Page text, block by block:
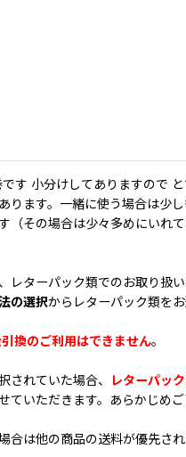
す 小分けしてありますので
ります。一緒に使う場合は少
その場合は少々多めにいれて
ターパック類でのお取り扱い
の選択からレターパック類をお
換のご利用はできません。
されていた場合、
レターパッ
ていただきます。あらかじめ
は他の商品の送料が優先され